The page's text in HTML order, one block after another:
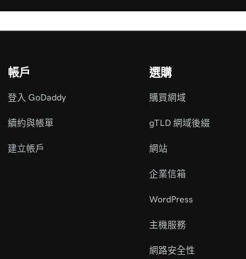
帳戶
登入 GoDaddy
續約與帳單
建立帳戶
選購
購買網域
gTLD 網域後綴
網站
企業信箱
WordPress
主機服務
網路安全性